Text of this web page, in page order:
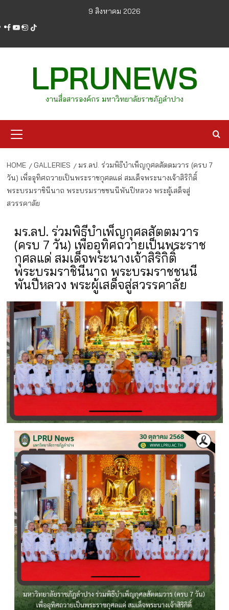
content
9 สิงหาคม 2026
facebook
youtube
instagram
tiktok
LPRUNEWS
งานสื่อสารองค์กร มหาวิทยาลัยราชภัฏลำปาง
Menu
HOME GALLERIES
มร.ลป. ร่วมพิธีบำเพ็ญกุศลสัตตมวาร (ครบ 7
วัน) เพื่ออุทิศถวายเป็นพระราชกุศลแด่ สมเด็จพระนางเจ้าสิริกิติ์
พระบรมราชินีนาถ พระบรมราชชนนีพันปีหลวง พระผู้เสด็จสู่
สวรรคาลัย
มร.ลป. ร่วมพิธีบำเพ็ญกุศลสัตตมวาร
(ครบ 7 วัน) เพื่ออุทิศถวายเป็นพระราช
กุศลแด่ สมเด็จพระนางเจ้าสิริกิติ์
พระบรมราชินีนาถ พระบรมราชชนนี
พันปีหลวง พระผู้เสด็จสู่สวรรคาลัย